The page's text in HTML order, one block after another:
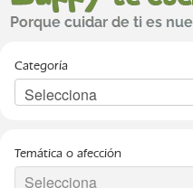
Categoría
Temática o afección